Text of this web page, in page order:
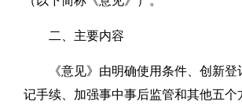
二、主要内容
《意见》由明确使用条件、创新
记手续、加强事中事后监管和其他五个